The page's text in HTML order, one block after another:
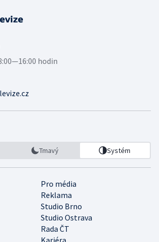
hodin
Tmavý Systém
Pro média
Reklama
Studio Brno
Studio Ostrava
Rada ČT